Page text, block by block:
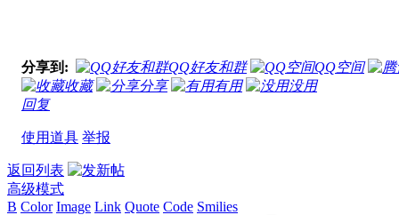
分享到: QQ好友和群
QQ空间
收藏
分享 有用
没用
回复
使用道具 举报
返回列表
高级模式
B Color Image Link Quote Code Smilies